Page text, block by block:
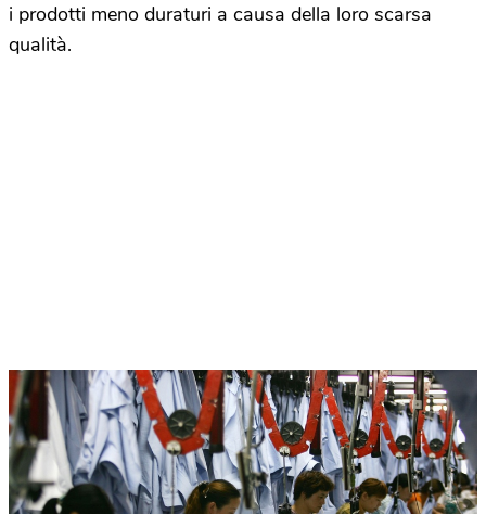
i prodotti meno duraturi a causa della loro scarsa
qualità.